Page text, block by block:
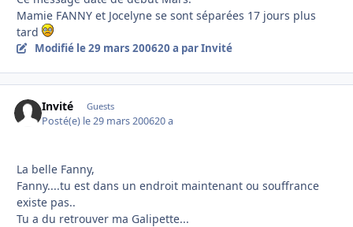
Mamie FANNY et Jocelyne se sont séparées 17 jours plus
tard
Modifié le 29 mars 200620 a par Invité
Invité Guests
Posté(e) le 29 mars 200620 a
La belle Fanny,
Fanny....tu est dans un endroit maintenant ou souffrance
existe pas..
Tu a du retrouver ma Galipette...